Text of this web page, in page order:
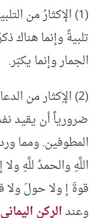
(1) الإكثارُ من التلبية، وليس في السعي أو
تلبيةٌ وإنما هناك
الجمار وإنما يكبّر.
(2) الإِكثار من
ضرورياً أن يقيد
المطوفين. ومما
اللَّهِ والحمدُ للَّهِ
قوةَ إ ولا حولَ ولا
وعندالركن اليماني